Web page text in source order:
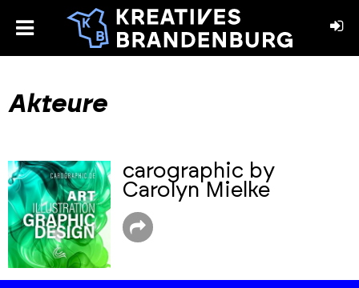
toggle
Akteure
carographic by
Carolyn Mielke